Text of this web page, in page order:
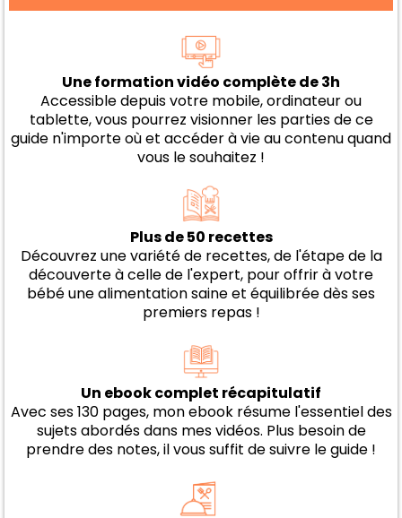
Une formation vidéo complète de 3h
Accessible depuis votre mobile, ordinateur ou
tablette, vous pourrez visionner les parties de ce
guide n'importe où et accéder à vie au contenu quand
vous le souhaitez !
Plus de 50 recettes
Découvrez une variété de recettes, de l'étape de la
découverte à celle de l'expert, pour offrir à votre
bébé une alimentation saine et équilibrée dès ses
premiers repas !
Un ebook complet récapitulatif
Avec ses 130 pages, mon ebook résume l'essentiel des
sujets abordés dans mes vidéos. Plus besoin de
prendre des notes, il vous suffit de suivre le guide !